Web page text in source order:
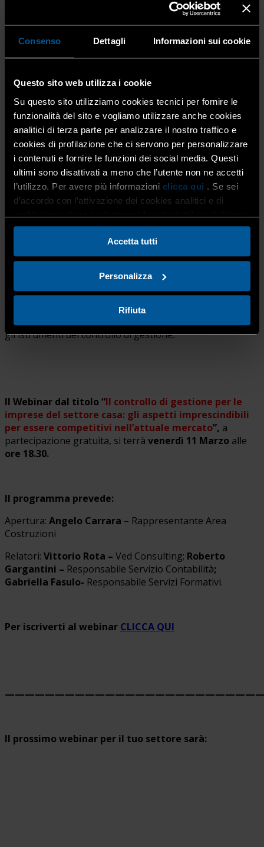
Consenso Dettagli Informazioni sui cookie
Questo sito web utilizza i cookie
Su questo sito utilizziamo cookies tecnici per fornire le
funzionalità del sito e vogliamo utilizzare anche cookies
analitici di terza parte per analizzare il nostro traffico e
cookies di profilazione che ci servono per personalizzare
i contenuti e fornire le funzioni dei social media. Questi
ultimi sono disattivati a meno che l’utente non ne accetti
l’utilizzo. Per avere più informazioni clicca qui . Se sei
d’accordo con l’attivazione dei cookies analitici e di
profilazione clicca sul bottone “Accetta tutti” qui di fianco.
Accetta tutti
Personalizza
Rifiuta
Per permettere a
tutti gli operatori di avere le corrette e opportune
conoscenze in materia, l’Area Costruzioni di
Confartigianato Imprese Bergamopromuove un
fondamentale aspetto aziendale che, se ben gestito,
consente alle imprese di mantenere e rafforzare la
divenire.
Durante il webinar verranno presentati anche i corsi di
formazione per chi desidera approfondire le tecniche e
gli istrumenti del controllo di gestione.
Il Webinar dal titolo “Il controllo di gestione per le
imprese del settore casa: gli aspetti imprescindibili
per essere competitivi nell’attuale mercato”, a
partecipazione gratuita, si terrà venerdì 11 Marzo alle
ore 18.30.
Il programma prevede:
Apertura: Angelo Carrara – Rappresentante Area
Costruzioni
Relatori: Vittorio Rota – Ved Consulting; Roberto
Gargantini – Responsabile Servizio Contabilità;
Gabriella Fasulo- Responsabile Servizi Formativi.
Per iscriverti al webinar CLICCA QUI
Il prossimo webinar per il tuo settore sarà: